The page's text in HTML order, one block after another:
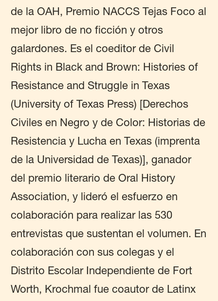
de la OAH, Premio NACCS Tejas Foco al
mejor libro de no ficción y otros
galardones. Es el coeditor de Civil
Rights in Black and Brown: Histories of
Resistance and Struggle in Texas
(University of Texas Press) [Derechos
Civiles en Negro y de Color: Historias de
Resistencia y Lucha en Texas (imprenta
de la Universidad de Texas)], ganador
del premio literario de Oral History
Association, y lideró el esfuerzo en
colaboración para realizar las 530
entrevistas que sustentan el volumen. En
colaboración con sus colegas y el
Distrito Escolar Independiente de Fort
Worth, Krochmal fue coautor de Latinx